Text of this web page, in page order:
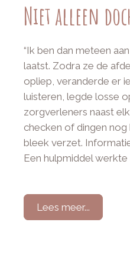
Niet alleen
“Ik ben dan meteen
laatst. Zodra ze de
opliep, veranderde er
luisteren, legde losse
zorgverleners naast
checken of dingen
bleek verzet.
Een hulpmiddel werkte
Lees meer...